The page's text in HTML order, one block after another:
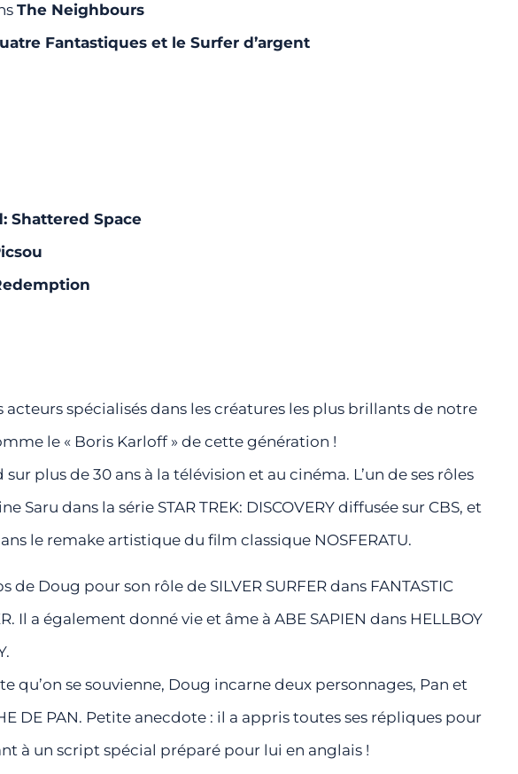
The Neighbours
Fantastiques et le Surfer d’argent
Shattered Space
acteurs spécialisés dans les créatures les plus brillants de notre
le « Boris Karloff » de cette génération !
plus de 30 ans à la télévision et au cinéma. L’un de ses rôles
Saru dans la série STAR TREK: DISCOVERY diffusée sur CBS, et
le remake artistique du film classique NOSFERATU.
Doug pour son rôle de SILVER SURFER dans FANTASTIC
Il a également donné vie et âme à ABE SAPIEN dans HELLBOY
qu’on se souvienne, Doug incarne deux personnages, Pan et
DE PAN. Petite anecdote : il a appris toutes ses répliques pour
à un script spécial préparé pour lui en anglais !